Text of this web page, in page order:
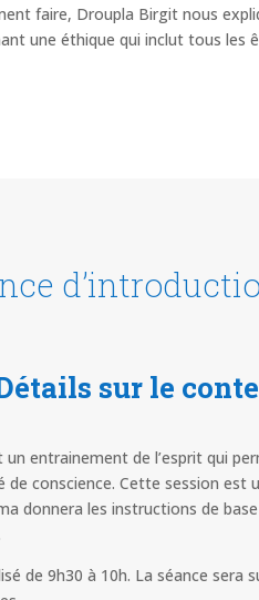
faire, Droupla Birgit nous
une éthique qui inclut tous les
sur le
entrainement de l’esprit qui
de conscience. Cette session est
donnera les instructions de
de 9h30 à 10h. La séance sera